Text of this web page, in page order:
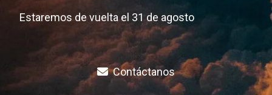
Estaremos de vuelta el 31 de agosto
Contáctanos